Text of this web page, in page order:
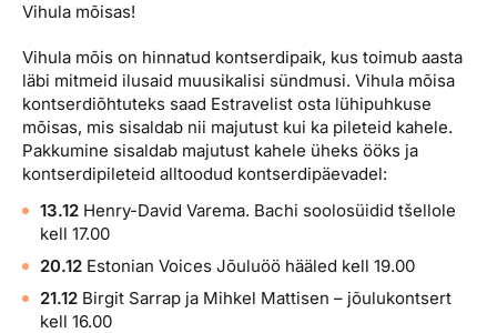
Uudised
Vihula mõisas!
Vihula mõis on hinnatud kontserdipaik, kus toimub aasta
läbi mitmeid ilusaid muusikalisi sündmusi. Vihula mõisa
kontserdiõhtuteks saad Estravelist osta lühipuhkuse
mõisas, mis sisaldab nii majutust kui ka pileteid kahele.
Pakkumine sisaldab majutust kahele üheks ööks ja
kontserdipileteid alltoodud kontserdipäevadel:
13.12 Henry-David Varema. Bachi soolosüidid tšellole
kell 17.00
20.12 Estonian Voices Jõuluöö hääled kell 19.00
21.12 Birgit Sarrap ja Mihkel Mattisen – jõulukontsert
kell 16.00